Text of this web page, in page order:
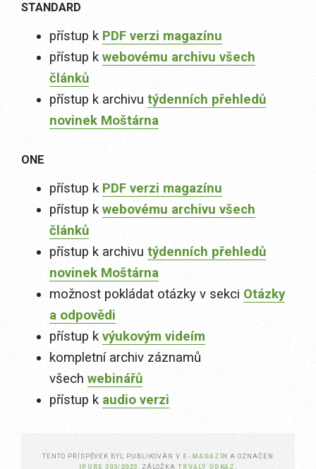
STANDARD
přístup k PDF verzi magazínu
přístup k webovému archivu všech
článků
přístup k archivu týdenních přehledů
novinek Moštárna
ONE
přístup k PDF verzi magazínu
přístup k webovému archivu všech
článků
přístup k archivu týdenních přehledů
novinek Moštárna
možnost pokládat otázky v sekci Otázky
a odpovědi
přístup k výukovým videím
kompletní archiv záznamů
všech webinářů
přístup k audio verzi
TENTO PŘÍSPĚVEK BYL PUBLIKOVÁN V E-MAGAZÍN A OZNAČEN
IPURE 303/2023 . ZÁLOŽKATRVALÝ ODKAZ